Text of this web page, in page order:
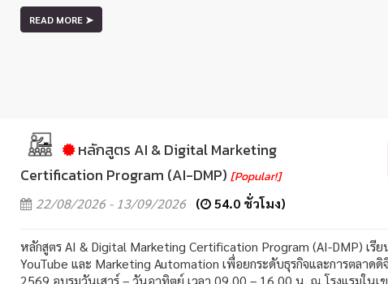
READ MORE ➤
หลักสูตร AI & Digital Marketing
Certification Program (AI-DMP) [Popular!]
22/08/2026 - 13/09/2026 ( 54.0 ชั่วโมง)
หลักสูตร AI & Digital Marketing Certification Program (AI-DMP) เรี
YouTube และ Marketing Automation เพื่อยกระดับธุรกิจและการตลา
2569 อบรมวันเสาร์ – วันอาทิตย์ เวลา 09.00 – 16.00 น. ณ โรงแรมในเ